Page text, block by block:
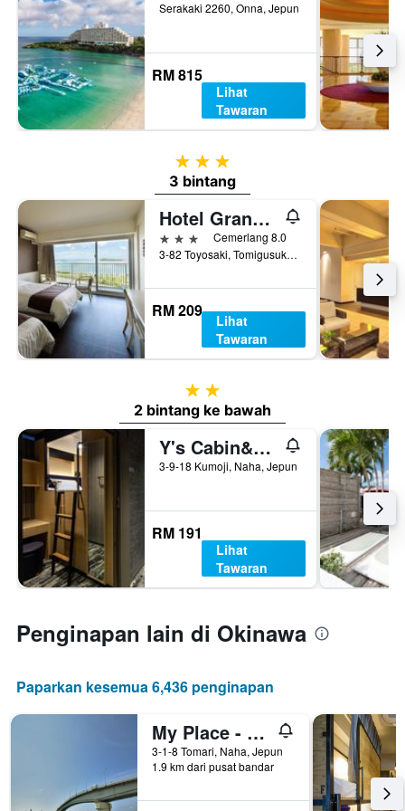
Serakaki 2260, Onna, Jepun
RM 815
Lihat
Tawaran
3 bintang
3 bintang
Hotel Granview Garden Okinawa
3 bintangCemerlang 8.0
3-82 Toyosaki, Tomigusuku, Jepun
RM 209
Lihat
Tawaran
2 bintang
2 bintang ke bawah
Y's Cabin&hotel Naha Kokusai Street
3-9-18 Kumoji, Naha, Jepun
RM 191
Lihat
Tawaran
Penginapan lain di Okinawa
Paparkan kesemua 6,436 penginapan
My Place - Hostel
3-1-8 Tomari, Naha, Jepun
1.9 km dari pusat bandar